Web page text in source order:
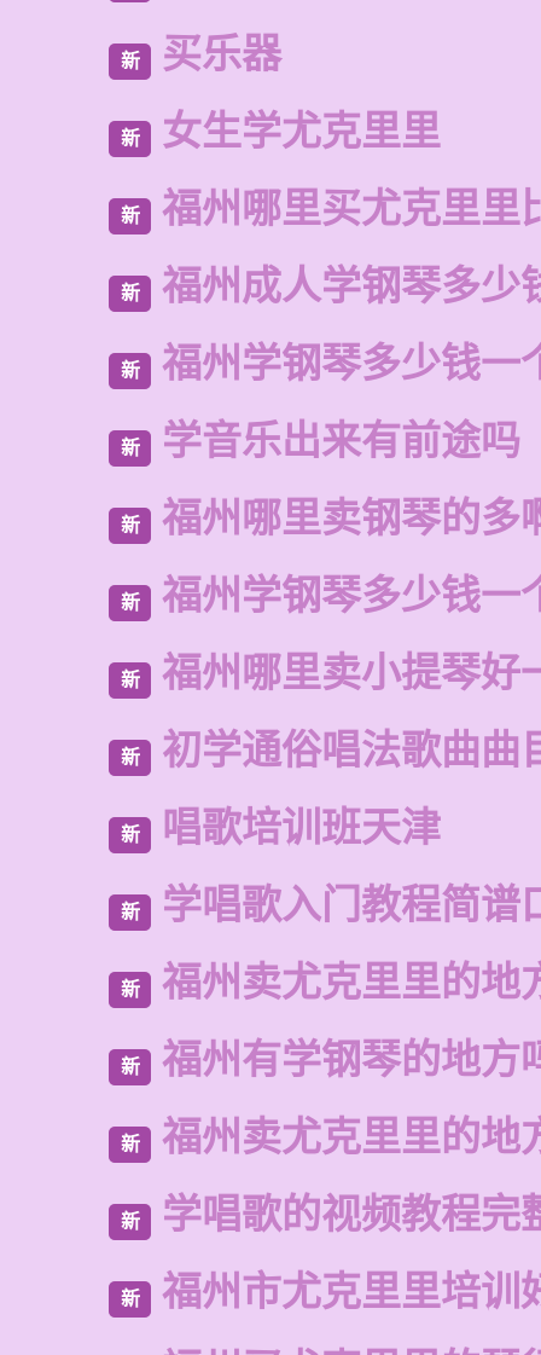
新 买乐器
新 女生学尤克里里
新 福州哪里买尤克里里
新 福州成人学钢琴多少
新 福州学钢琴多少钱一
新 学音乐出来有前途吗
新 福州哪里卖钢琴的多
新 福州学钢琴多少钱一
新 福州哪里卖小提琴好
新 初学通俗唱法歌曲曲
新 唱歌培训班天津
新 学唱歌入门教程简谱
新 福州卖尤克里里的地
新 福州有学钢琴的地方
新 福州卖尤克里里的地
新 学唱歌的视频教程完
新
福州市尤克里里培训